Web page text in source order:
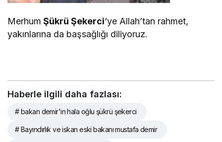
Merhum Şükrü Şekerci‘ye Allah’tan rahmet,
yakınlarına da başsağlığı diliyoruz.
Haberle ilgili daha fazlası:
# bakan demir'in hala oğlu şükrü şekerci
# Bayındırlık ve iskan eski bakanı mustafa demir